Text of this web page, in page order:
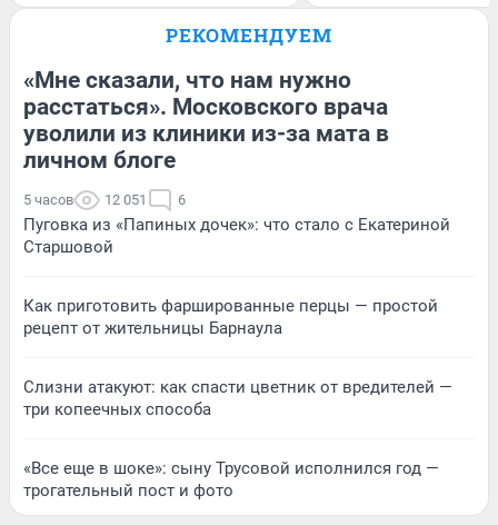
РЕКОМЕНДУЕМ
«Мне сказали, что нам нужно
расстаться». Московского врача
уволили из клиники из-за мата в
личном блоге
5 часов 12 051 6
Пуговка из «Папиных дочек»: что стало с Екатериной
Старшовой
Как приготовить фаршированные перцы — простой
рецепт от жительницы Барнаула
Слизни атакуют: как спасти цветник от вредителей —
три копеечных способа
«Все еще в шоке»: сыну Трусовой исполнился год —
трогательный пост и фото